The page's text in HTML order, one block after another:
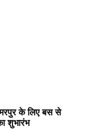
के लिए बस से
शुभारंभ